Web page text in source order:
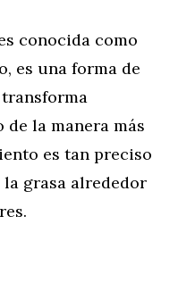
conocida como
es una forma de
la manera más
es tan preciso
grasa alrededor